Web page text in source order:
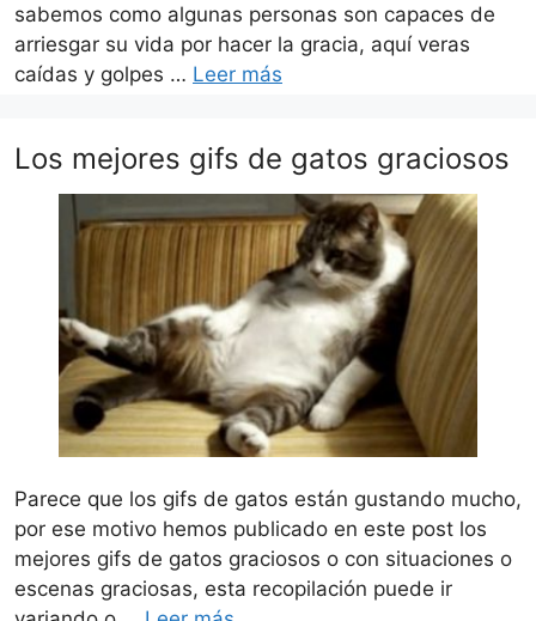
sabemos como algunas personas son capaces de
arriesgar su vida por hacer la gracia, aquí veras
caídas y golpes … Leer más
Los mejores gifs de gatos graciosos
Parece que los gifs de gatos están gustando mucho,
por ese motivo hemos publicado en este post los
mejores gifs de gatos graciosos o con situaciones o
escenas graciosas, esta recopilación puede ir